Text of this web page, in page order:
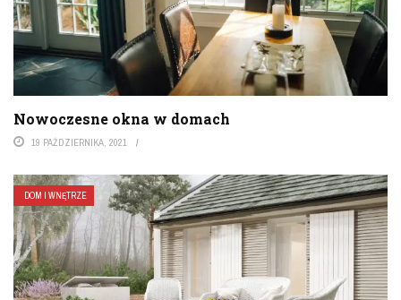
Nowoczesne okna w domach
19 PAŹDZIERNIKA, 2021
DOM I WNĘTRZE